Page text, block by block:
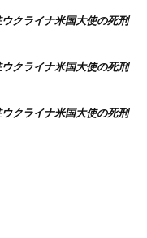
クライナ米国大使の死刑
クライナ米国大使の死刑
クライナ米国大使の死刑